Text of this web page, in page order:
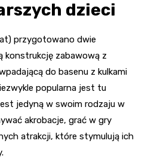
dzieci
przygotowano dwie
konstrukcję zabawową z
do basenu z kulkami
popularna jest tu
jedyną w swoim rodzaju w
akrobacje, grać w gry
atrakcji, które stymulują ich